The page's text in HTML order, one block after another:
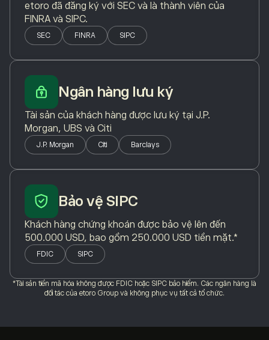
etoro đã đăng ký với SEC và là thành viên của
FINRA và SIPC.
SEC FINRA SIPC
Ngân hàng lưu ký
Tài sản của khách hàng được lưu ký tại J.P.
Morgan, UBS và Citi
J.P. Morgan Citi Barclays
Bảo vệ SIPC
Khách hàng chứng khoán được bảo vệ lên đến
500.000 USD, bao gồm 250.000 USD tiền mặt.*
FDIC SIPC
*Tài sản tiền mã hóa không được FDIC hoặc SIPC bảo hiểm. Các ngân hàng là
đối tác của etoro Group và không phục vụ tất cả tổ chức.